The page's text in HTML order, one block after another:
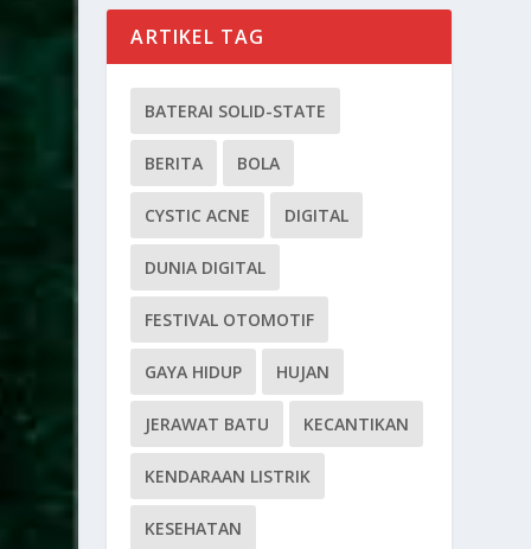
ARTIKEL TAG
BATERAI SOLID-STATE
BERITA BOLA
CYSTIC ACNE DIGITAL
DUNIA DIGITAL
FESTIVAL OTOMOTIF
GAYA HIDUP HUJAN
JERAWAT BATU KECANTIKAN
KENDARAAN LISTRIK
KESEHATAN